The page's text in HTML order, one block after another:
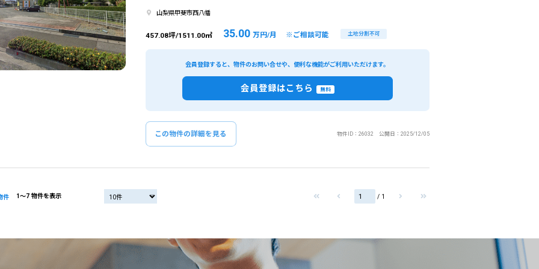
山梨県甲斐市西八幡
457.08坪/1511.00㎡ 35.00万円/月 ※ご相談可能 土地分割不可
会員登録すると、物件のお問い合せや、便利な機能がご利用いただけます。
会員登録はこちら 無料
物件ID：26032 公開日：2025/12/05
この物件の詳細を見る
件 1〜7 物件を表示 / 1